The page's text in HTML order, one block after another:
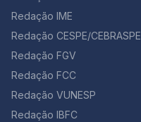
Redação IME
Redação CESPE/CEBRASPE
Redação FGV
Redação FCC
Redação VUNESP
Redação IBFC